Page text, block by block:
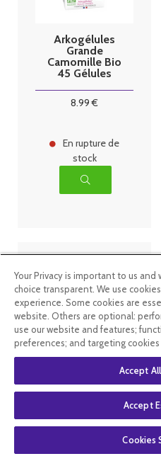
Arkogélules
Grande
Camomille Bio
45 Gélules
8.99 €
En rupture de
stock
Gelée royale
Your Privacy is important to us
choice transparent. We use
experience. Some cookies are
website. Others are optional:
use our website and features;
preferences; and targeting
Accept
Accept
Cookies